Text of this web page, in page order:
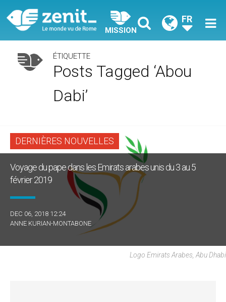
MISSION
FR
ÉTIQUETTE
Posts Tagged ‘Abou
Dabi’
DERNIÈRES NOUVELLES
Voyage du pape dans les Emirats arabes unis du 3 au 5
février 2019
DEC 06, 2018 12:24
ANNE KURIAN-MONTABONE
Logo Emirats Arabes, Abu Dhabi